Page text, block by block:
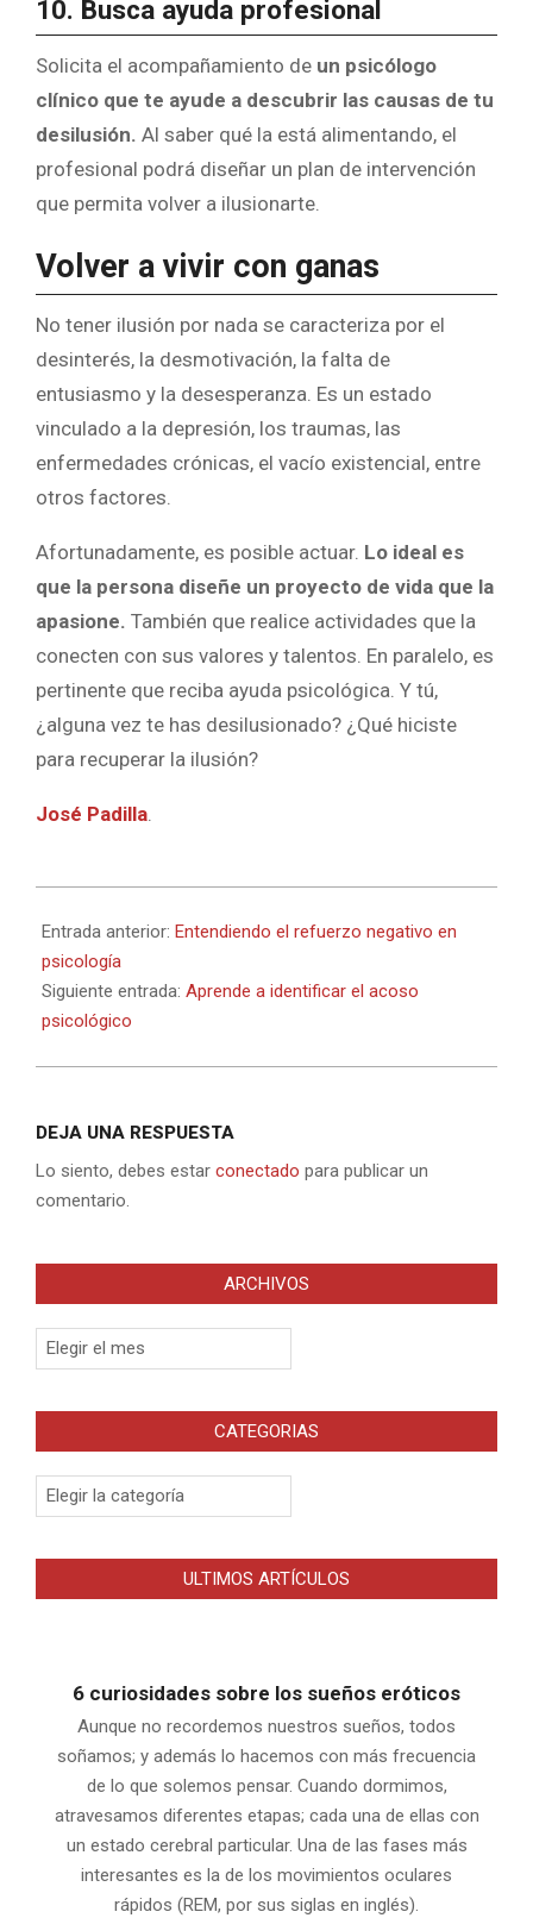
10. Busca ayuda profesional
Solicita el acompañamiento de un psicólogo
clínico que te ayude a descubrir las causas de tu
desilusión. Al saber qué la está alimentando, el
profesional podrá diseñar un plan de intervención
que permita volver a ilusionarte.
Volver a vivir con ganas
No tener ilusión por nada se caracteriza por el
desinterés, la desmotivación, la falta de
entusiasmo y la desesperanza. Es un estado
vinculado a la depresión, los traumas, las
enfermedades crónicas, el vacío existencial, entre
otros factores.
Afortunadamente, es posible actuar. Lo ideal es
que la persona diseñe un proyecto de vida que la
apasione. También que realice actividades que la
conecten con sus valores y talentos. En paralelo, es
pertinente que reciba ayuda psicológica. Y tú,
¿alguna vez te has desilusionado? ¿Qué hiciste
para recuperar la ilusión?
José Padilla.
05-
19
Entrada anterior: Entendiendo el refuerzo negativo en
psicología
Siguiente entrada: Aprende a identificar el acoso
psicológico
DEJA UNA RESPUESTA
Lo siento, debes estar conectado para publicar un
comentario.
ARCHIVOS
Archivos
CATEGORIAS
Categorias
ULTIMOS ARTÍCULOS
6 curiosidades sobre los sueños eróticos
Aunque no recordemos nuestros sueños, todos
soñamos; y además lo hacemos con más frecuencia
de lo que solemos pensar. Cuando dormimos,
atravesamos diferentes etapas; cada una de ellas con
un estado cerebral particular. Una de las fases más
interesantes es la de los movimientos oculares
rápidos (REM, por sus siglas en inglés).